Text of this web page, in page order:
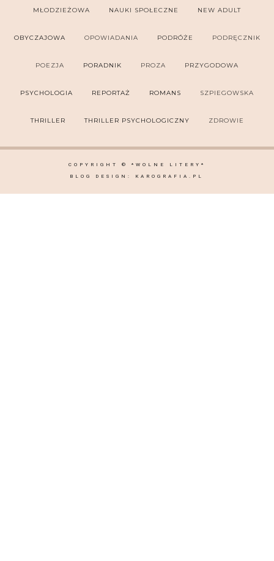
MŁODZIEŻOWA NAUKI SPOŁECZNE NEW ADULT
OBYCZAJOWA OPOWIADANIA PODRÓŻE PODRĘCZNIK
POEZJA PORADNIK PROZA PRZYGODOWA
PSYCHOLOGIA REPORTAŻ ROMANS SZPIEGOWSKA
THRILLER THRILLER PSYCHOLOGICZNY ZDROWIE
COPYRIGHT © *WOLNE LITERY*
BLOG DESIGN: KAROGRAFIA.PL